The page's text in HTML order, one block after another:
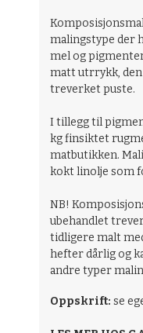
malingstype der
mel og
matt utrrykk,
treverket puste.
I tillegg til
kg finsiktet
matbutikken.
kokt linolje som
NB!
ubehandlet
tidligere malt
hefter dårlig og
andre typer
Oppskrift: se